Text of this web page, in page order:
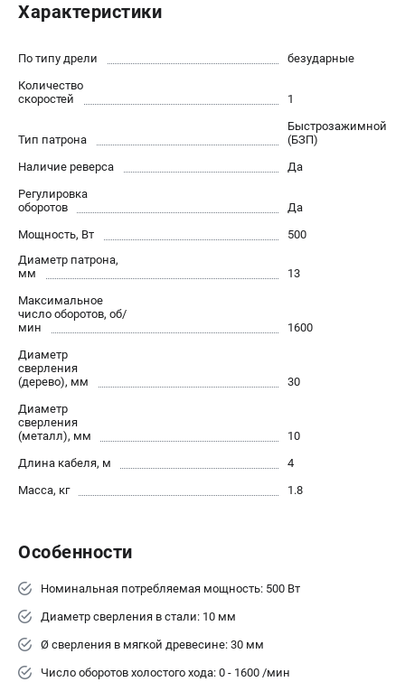
Сервисный центр
ИНФОРМАЦИЯ
Юридическим лицам
Контакты
О компании
О бренде
Новости
Программа бонусов
Пользовательское соглашение
СЕТЕВОЙ ЭЛЕКТРОИНСТРУМЕНТ
Угловые шлифмашины (УШМ)
Перфораторы
Дрели
Лобзики
Аккумуляторные шуруповерты
Наборы инструмента
Аккумуляторные лобзики
Характеристики
По типу дрели
безударные
Количество
скоростей
1
Тип патрона
Быстрозажимной
(БЗП)
Наличие реверса
Да
Регулировка
оборотов
Да
Мощность, Вт
500
Диаметр патрона,
мм
13
Максимальное
число оборотов, об/
мин
1600
Диаметр
сверления
(дерево), мм
30
Диаметр
сверления
(металл), мм
10
Длина кабеля, м
4
Масса, кг
1.8
Особенности
Номинальная потребляемая мощность: 500 Вт
Диаметр сверления в стали: 10 мм
Ø сверления в мягкой древесине: 30 мм
Число оборотов холостого хода: 0 - 1600 /мин